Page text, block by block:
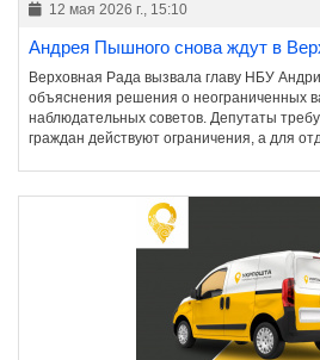
12 мая 2026 г., 15:10
Андрея Пышного снова ждут в
Верховная Рада вызвала главу НБУ
объяснения решения о неограниченных
наблюдательных советов. Депутаты
граждан действуют ограничения, а для